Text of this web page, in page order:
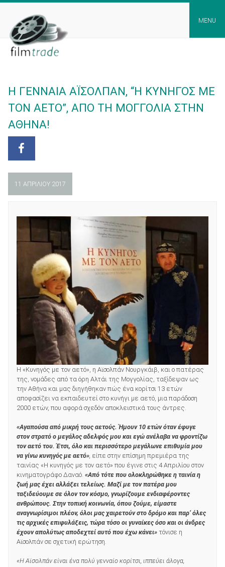
content
MENU
Η ΓΕΝΝΑΙΑ ΑΪΣΟΛΠΑΝ, “Η ΚΥΝΗΓΟΣ ΜΕ
ΤΟΝ ΑΕΤΟ”, ΑΠΟ ΤΗ ΜΟΓΓΟΛΙΑ ΣΤΗΝ
ΑΘΗΝΑ!
11 ΑΠΡΙΛΊΟΥ 2017
Η «Κυνηγός με τον αετό», η Αϊσολπάν Νουργκάιβ, και ο πατέρας
της, νομάδες από τα όρη Αλτάι της Μογγολίας, ταξίδεψαν ως
την Αθήνα και μας διηγήθηκαν πώς ένα κορίτσι 13 ετών
αποφασίζει να εκπαιδευτεί στο κυνήγι με αετό, μια παράδοση
2000 ετών, που αφορά σχεδόν αποκλειστικά τους άντρες.
«Αγαπούσα από μικρή τους αετούς. Ήμουν 10 ετών όταν έφυγε
στον στρατό ο μεγάλος αδελφός μου και εγώ ανέλαβα να φροντίζω
τον αετό του. Έτσι, όλο και περισσότερο μεγάλωνε επιθυμία μου
να γίνω κυνηγός με αετό» είπε στην επίσημη πρεμιέρα της
ταινίας «Η κυνηγός με τον αετό» που έγινε στις 4 Απριλίου στον
κινηματογράφο Δαναό. «Από τότε που ολοκληρώθηκε η ταινία η
ζωή μας έχει αλλάξει τελείως. Μαζί με τον πατέρα μου
ταξιδεύουμε σε όλον τον κόσμο, γνωρίζουμε ενδιαφέροντες
ανθρώπους. Στην τοπική κοινωνία, όπου ζούμε, είμαστε
αναγνωρίσιμοι πλέον, όλοι μας χαιρετούν στο δρόμο και παρ’ όλες
τις αρχικές επιφυλάξεις, τώρα τόσο οι γυναίκες όσο και οι άνδρες
έχουν απολύτως αποδεχτεί αυτό που έχω κάνει» τόνισε η
Αϊσολπάν σε σχετική ερώτηση.
«Η Αϊσολπάν είναι ένα πολύ γενναίο κορίτσι, ιππεύει άλογα,